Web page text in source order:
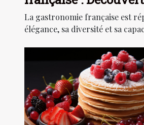
ingrédients typiques
La gastronomie française est
élégance, sa diversité et sa